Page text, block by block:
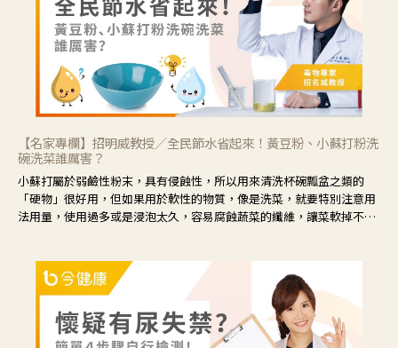
【名家專欄】招明威教授／全民節水省起來！黃豆粉、小蘇打粉洗
碗洗菜誰厲害？
小蘇打屬於弱鹼性粉末，具有侵蝕性，所以用來清洗杯碗瓢盆之類的
「硬物」很好用，但如果用於軟性的物質，像是洗菜，就要特別注意用
法用量，使用過多或是浸泡太久，容易腐蝕蔬菜的纖維，讓菜軟掉不清